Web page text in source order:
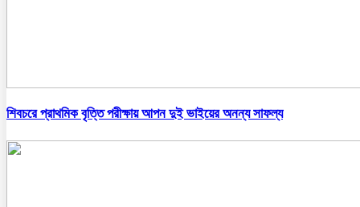
শিবচরে প্রাথমিক বৃত্তি পরীক্ষায় আপন দুই ভাইয়ের অনন্য সাফল্য